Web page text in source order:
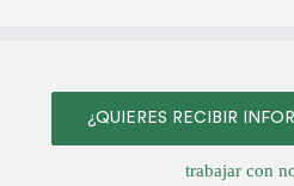
¿QUIERES RECIBIR
trabajar con